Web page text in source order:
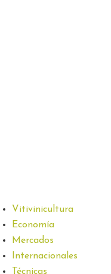
Vitivinicultura
Economía
Mercados
Internacionales
Técnicas